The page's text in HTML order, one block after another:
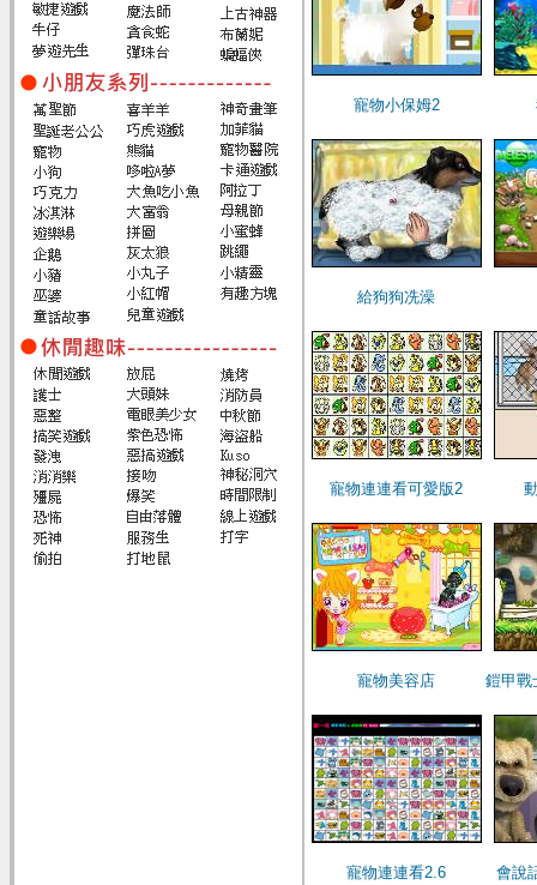
寵物小保姆2
給狗狗冼澡
寵物連連看可愛版2
寵物美容店 鎧甲戰
寵物連連看2.6 會說